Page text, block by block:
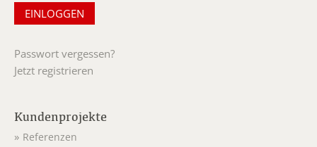
Passwort vergessen?
Jetzt registrieren
Kundenprojekte
Referenzen